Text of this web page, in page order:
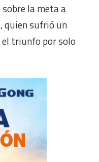
la meta a
quien sufrió un
el triunfo por solo